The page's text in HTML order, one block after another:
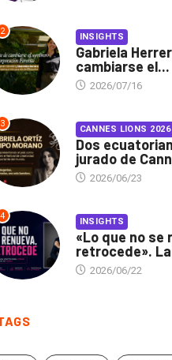
2 INSIGHTS
Gabriela
cambiarse el...
2026/07/16
3 CANNES LIONS 2026
Dos
jurado de
2026/06/23
4 INSIGHTS
«Lo que no se
retrocede».
2026/06/22